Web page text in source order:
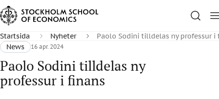
Startsida Nyheter
Paolo Sodini tilldelas ny professur i
News
16 apr. 2024
Paolo Sodini tilldelas ny
professur i finans